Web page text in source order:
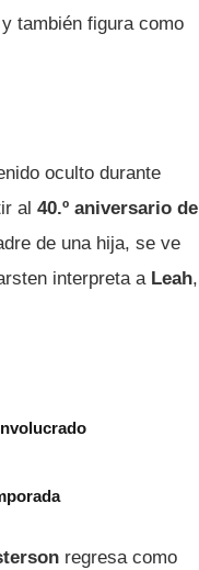
también figura como
oculto durante
al 40.º aniversario de
de una hija, se ve
interpreta a Leah,
regresa como